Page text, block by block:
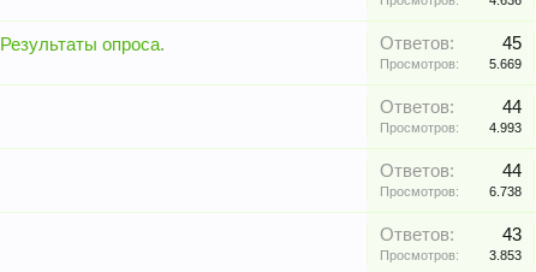
опроса. Ответов: 45
Просмотров: 5.669
Ответов: 44
Просмотров: 4.993
Ответов: 44
Просмотров: 6.738
Ответов: 43
Просмотров: 3.853